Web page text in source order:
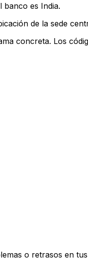
banco es India.
de la sede
concreta. Los
o retrasos en